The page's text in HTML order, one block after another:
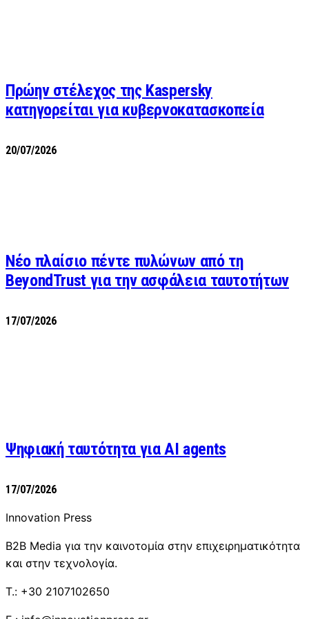
Πρώην στέλεχος της Kaspersky
κατηγορείται για κυβερνοκατασκοπεία
20/07/2026
Νέο πλαίσιο πέντε πυλώνων από τη
BeyondTrust για την ασφάλεια ταυτοτήτων
17/07/2026
Ψηφιακή ταυτότητα για AI agents
17/07/2026
Innovation Press
B2B Media για την καινοτομία στην επιχειρηματικότητα
και στην τεχνολογία.
T.: +30 2107102650